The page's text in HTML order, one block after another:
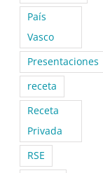
País
Vasco
Presentaciones
receta
Receta
Privada
RSE